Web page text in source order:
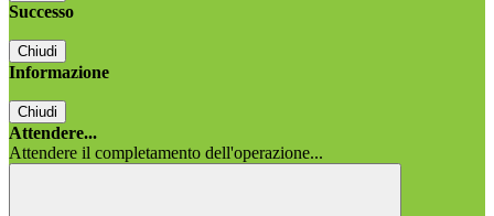
Successo
Chiudi
Informazione
Chiudi
Attendere...
Attendere il completamento dell'operazione...